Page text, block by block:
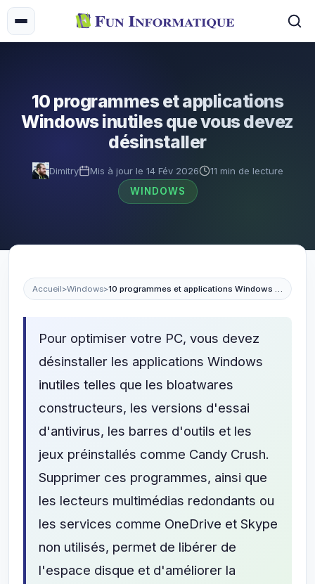
10 programmes et applications
Windows inutiles que vous devez
désinstaller
Dimitry Mis à jour le 14 Fév 2026
11 min de lecture
WINDOWS
Accueil>Windows> 10 programmes et applications Windows inutiles que vous devez désinstaller
Pour optimiser votre PC, vous devez
désinstaller les applications Windows
inutiles telles que les bloatwares
constructeurs, les versions d'essai
d'antivirus, les barres d'outils et les
jeux préinstallés comme Candy Crush.
Supprimer ces programmes, ainsi que
les lecteurs multimédias redondants ou
les services comme OneDrive et Skype
non utilisés, permet de libérer de
l'espace disque et d'améliorer la